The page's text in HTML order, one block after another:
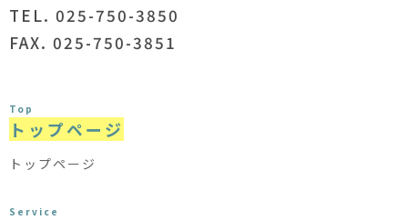
TEL. 025-750-3850
FAX. 025-750-3851
Top
トップページ
トップページ
Service